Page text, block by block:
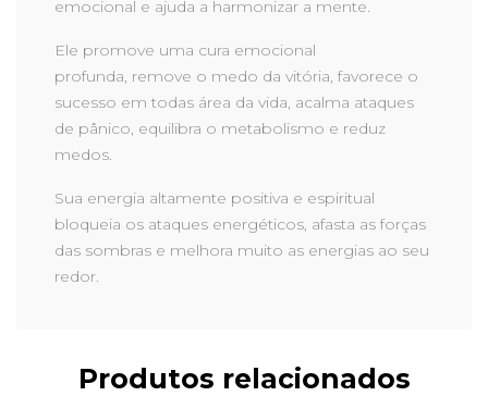
emocional e ajuda a harmonizar a mente.
Ele promove uma cura emocional
profunda, remove o medo da vitória, favorece o
sucesso em todas área da vida, acalma ataques
de pânico, equilibra o metabolismo e reduz
medos.
Sua energia altamente positiva e espiritual
bloqueia os ataques energéticos, afasta as forças
das sombras e melhora muito as energias ao seu
redor.
Produtos relacionados